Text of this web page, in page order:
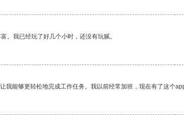
。我已经玩了好几个小时，还没有玩腻。
我能够更轻松地完成工作任务。我以前经常加班，现在有了这个